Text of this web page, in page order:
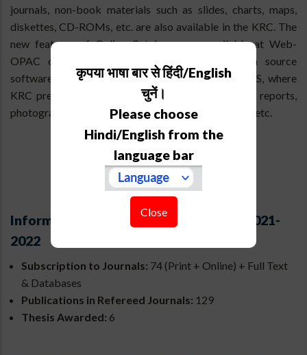
journals, non-book materials such as slides, charts, maps,
diskettes, CD-ROMs, etc. are also available in the KRC. The
new features of Online Catalogue are available at Web-
OPAC on ARIES home page. DSpace, an open source
software is used for the digital repository of ARIES, where
KRC preserves the scientific documents, academic reports,
photographs of special events, newspaper clippings, etc.
Information Resources Added During 2021-
2022
Subscription to Journals: 74 (Print + Online) + Full Text
& Databases
Publications in Refereed Journals: 129
Thesis Awarded: 6
कृपया भाषा बार से हिंदी/English
चुनें।
Please choose
Hindi/English from the
language bar
Close